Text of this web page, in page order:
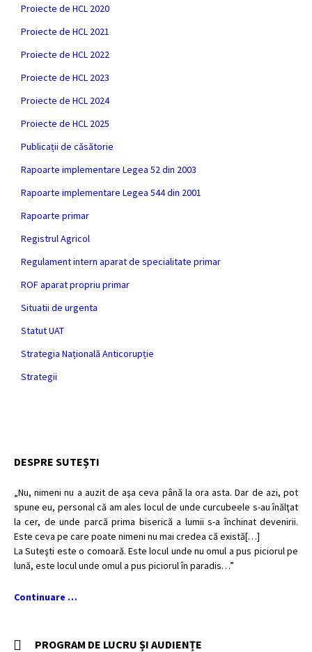
Proiecte de HCL 2020
Proiecte de HCL 2021
Proiecte de HCL 2022
Proiecte de HCL 2023
Proiecte de HCL 2024
Proiecte de HCL 2025
Publicații de căsătorie
Rapoarte implementare Legea 52 din 2003
Rapoarte implementare Legea 544 din 2001
Rapoarte primar
Registrul Agricol
Regulament intern aparat de specialitate primar
ROF aparat propriu primar
Situatii de urgenta
Statut UAT
Strategia Națională Anticorupție
Strategii
DESPRE SUTEȘTI
„Nu, nimeni nu a auzit de aşa ceva până la ora asta. Dar de azi, pot
spune eu, personal că am ales locul de unde curcubeele s-au înălţat
la cer, de unde parcă prima biserică a lumii s-a închinat devenirii.
Este ceva pe care poate nimeni nu mai credea că există[…]
La Suteşti este o comoară. Este locul unde nu omul a pus piciorul pe
lună, este locul unde omul a pus piciorul în paradis…”
Continuare …
PROGRAM DE LUCRU ȘI AUDIENȚE